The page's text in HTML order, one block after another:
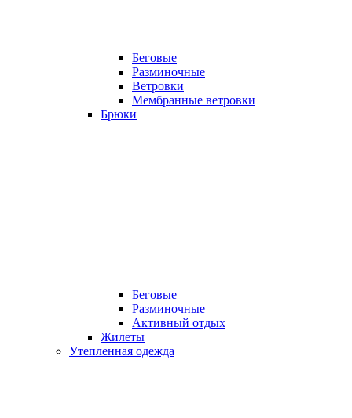
Беговые
Разминочные
Ветровки
Мембранные ветровки
Брюки
Беговые
Разминочные
Активный отдых
Жилеты
Утепленная одежда